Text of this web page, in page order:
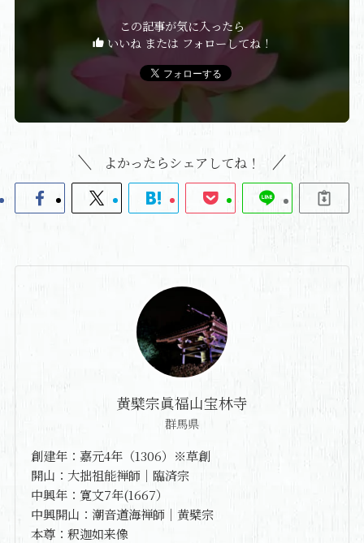
この記事が気に入ったら
いいね または フォローしてね！
よかったらシェアしてね！
黄檗宗眞福山宝林寺
群馬県
創建年：嘉元4年（1306）※草創
開山：大拙祖能禅師｜臨済宗
中興年：寛文7年(1667）
中興開山：潮音道海禅師｜黄檗宗
本尊：釈迦如来像